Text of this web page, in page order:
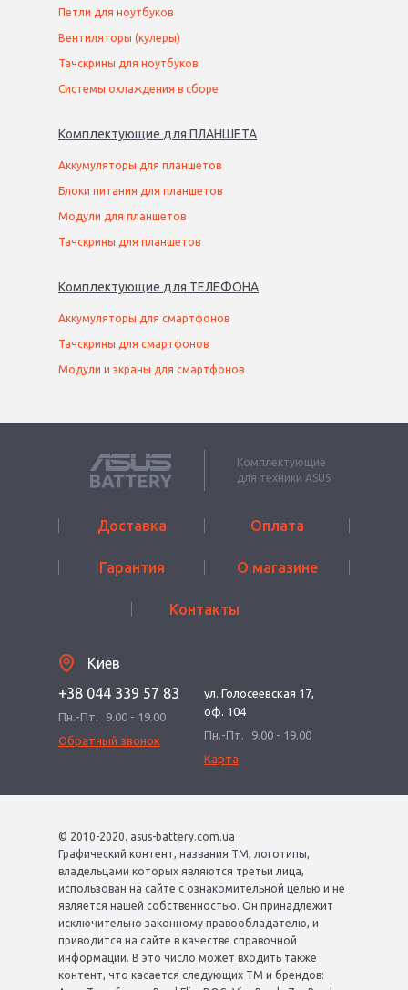
Петли для ноутбуков
Вентиляторы (кулеры)
Тачскрины для ноутбуков
Системы охлаждения в сборе
Комплектующие для ПЛАНШЕТА
Аккумуляторы для планшетов
Блоки питания для планшетов
Модули для планшетов
Тачскрины для планшетов
Комплектующие для ТЕЛЕФОНА
Аккумуляторы для смартфонов
Тачскрины для смартфонов
Модули и экраны для смартфонов
Комплектующие
для техники ASUS
Доставка Оплата
Гарантия О магазине
Контакты
Киев
+38 044 339 57 83
Пн.-Пт.
9.00 - 19.00
Обратный звонок
ул. Голосеевская 17,
оф. 104
Пн.-Пт.
9.00 - 19.00
Карта
© 2010-2020. asus-battery.com.ua
Графический контент, названия ТМ, логотипы,
владельцами которых являются третьи лица,
использован на сайте с ознакомительной целью и не
является нашей собственностью. Он принадлежит
исключительно законному правообладателю, и
приводится на сайте в качестве справочной
информации. В это число может входить также
контент, что касается следующих ТМ и брендов: